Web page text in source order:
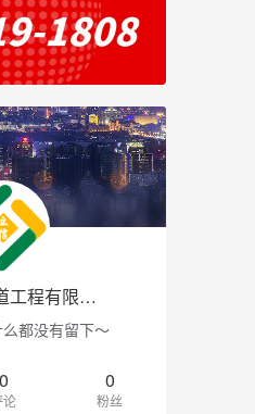
天津立信管道工程有限公司
都没有留下～
0
论
0
粉丝